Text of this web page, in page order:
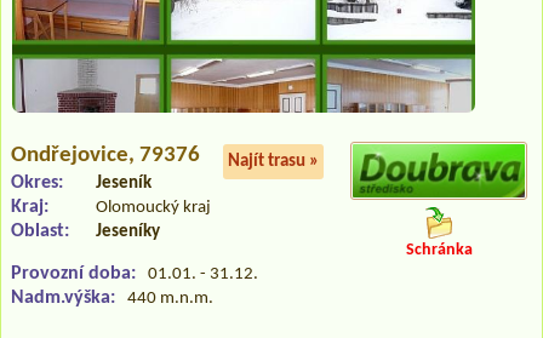
Ondřejovice, 79376 Najít trasu »
Okres: Jeseník
Kraj: Olomoucký kraj
Oblast: Jeseníky
Provozní doba: 01.01. - 31.12.
Nadm.výška: 440 m.n.m.
Schránka